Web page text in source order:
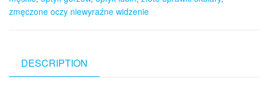
zmęczone oczy niewyraźne widzenie
DESCRIPTION